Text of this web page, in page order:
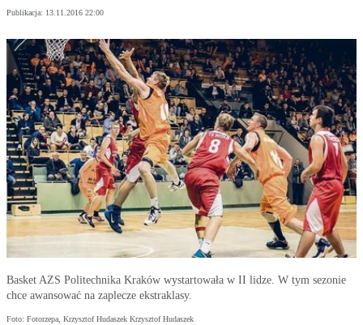
Publikacja: 13.11.2016 22:00
Basket AZS Politechnika Kraków wystartowała w II lidze. W tym sezonie
chce awansować na zaplecze ekstraklasy.
Foto: Fotorzepa, Krzysztof Hudaszek Krzysztof Hudaszek